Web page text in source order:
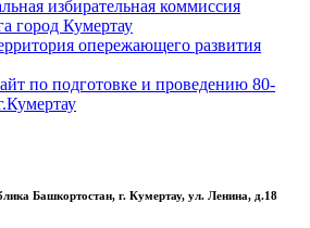
избирательная коммиссия
город Кумертау
опережающего развития
по подготовке и проведению 80-
Башкортостан, г. Кумертау, ул. Ленина, д.18